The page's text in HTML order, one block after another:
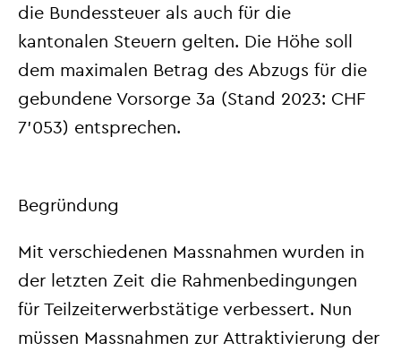
die Bundessteuer als auch für die
kantonalen Steuern gelten. Die Höhe soll
dem maximalen Betrag des Abzugs für die
gebundene Vorsorge 3a (Stand 2023: CHF
7’053) entsprechen.
Begründung
Mit verschiedenen Massnahmen wurden in
der letzten Zeit die Rahmenbedingungen
für Teilzeiterwerbstätige verbessert. Nun
müssen Massnahmen zur Attraktivierung der